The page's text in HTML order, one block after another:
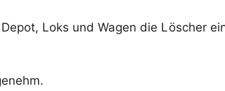
Loks und Wagen die Löscher